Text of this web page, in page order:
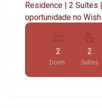
Residence | 2 Suítes |
oportunidade no
empreendimento
modernidade,
privilegiada próxima à praia. O
possui 78,58m² de
ambientes bem
2
Dorm.
2
Suítes